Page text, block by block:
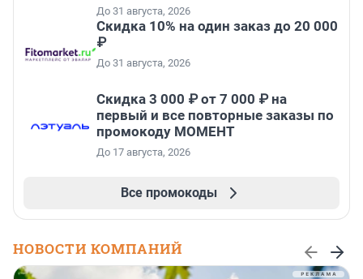
До 31 августа, 2026
Скидка 10% на один заказ до 20 000
₽
До 31 августа, 2026
Скидка 3 000 ₽ от 7 000 ₽ на
первый и все повторные заказы по
промокоду МОМЕНТ
До 17 августа, 2026
Все промокоды
НОВОСТИ КОМПАНИЙ